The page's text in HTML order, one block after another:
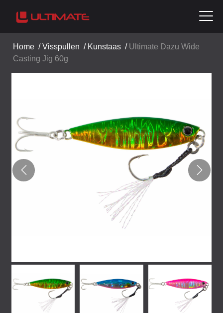
Home /Visspullen / Kunstaas / Ultimate Dazu Wide
Casting Jig 60g